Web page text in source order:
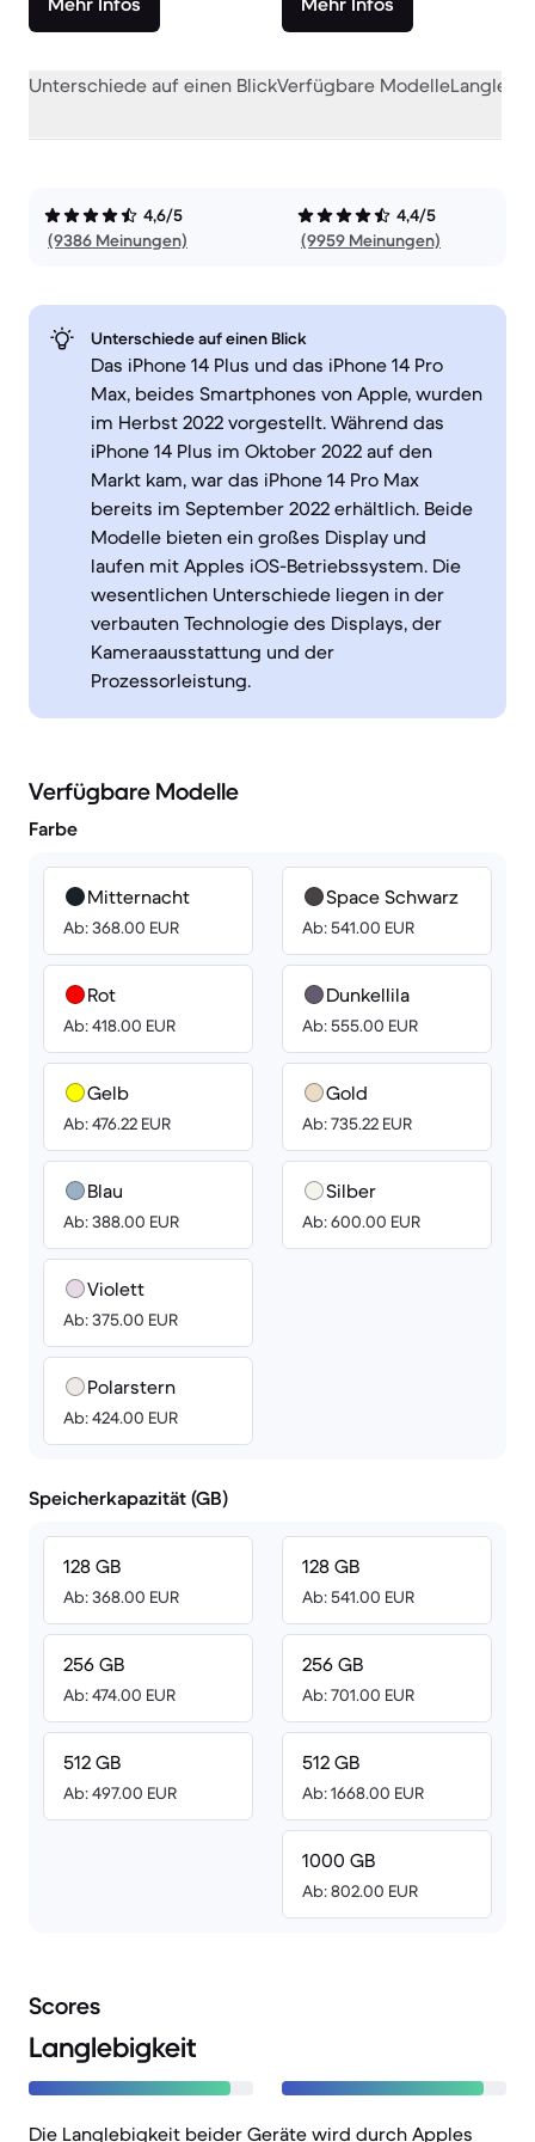
Unterschiede auf einen BlickVerfügbare Modelle
4,6/5
(9386 Meinungen)
4,4/5
(9959 Meinungen)
Unterschiede auf einen Blick
Das iPhone 14 Plus und das iPhone 14 Pro
Max, beides Smartphones von Apple, wurden
im Herbst 2022 vorgestellt. Während das
iPhone 14 Plus im Oktober 2022 auf den
Markt kam, war das iPhone 14 Pro Max
bereits im September 2022 erhältlich. Beide
Modelle bieten ein großes Display und
laufen mit Apples iOS-Betriebssystem. Die
wesentlichen Unterschiede liegen in der
verbauten Technologie des Displays, der
Kameraausstattung und der
Prozessorleistung.
Verfügbare Modelle
Farbe
Mitternacht
Ab: 368.00 EUR
Rot
Ab: 418.00 EUR
Gelb
Ab: 476.22 EUR
Blau
Ab: 388.00 EUR
Violett
Ab: 375.00 EUR
Polarstern
Ab: 424.00 EUR
Space Schwarz
Ab: 541.00 EUR
Dunkellila
Ab: 555.00 EUR
Gold
Ab: 735.22 EUR
Silber
Ab: 600.00 EUR
Speicherkapazität (GB)
128 GB
Ab: 368.00 EUR
256 GB
Ab: 474.00 EUR
512 GB
Ab: 497.00 EUR
128 GB
Ab: 541.00 EUR
256 GB
Ab: 701.00 EUR
512 GB
Ab: 1668.00 EUR
1000 GB
Ab: 802.00 EUR
Scores
Langlebigkeit
Die Langlebigkeit beider Geräte wird durch Apples